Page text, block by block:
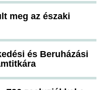
meg az északi
és Beruházási